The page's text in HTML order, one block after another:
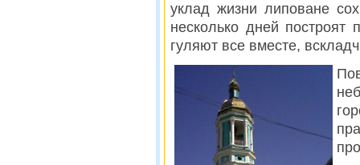
уклад жизни липоване
несколько дней
гуляют все вместе,